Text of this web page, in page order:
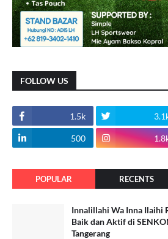
FOLLOW US
1.5k
500
POPULAR RECENTS
Innalillahi Wa Inna Ilaihi
Baik dan Aktif di
Tangerang